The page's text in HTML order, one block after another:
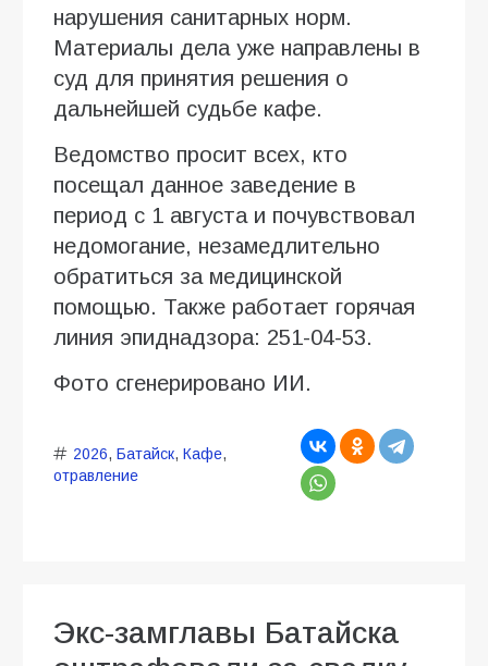
нарушения санитарных норм.
Материалы дела уже направлены в
суд для принятия решения о
дальнейшей судьбе кафе.
Ведомство просит всех, кто
посещал данное заведение в
период с 1 августа и почувствовал
недомогание, незамедлительно
обратиться за медицинской
помощью. Также работает горячая
линия эпиднадзора: 251-04-53.
Фото сгенерировано ИИ.
2026, Батайск, Кафе,
отравление
Экс-замглавы Батайска